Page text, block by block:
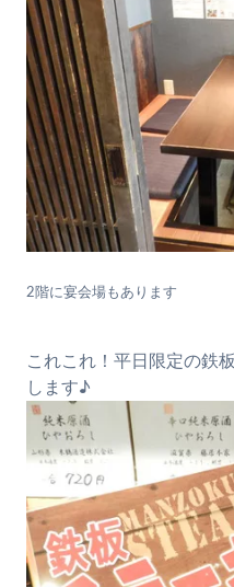
2階に宴会場もあります
これこれ！平日限定の鉄
します♪